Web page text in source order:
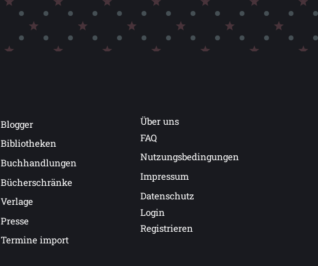
Blogger
Bibliotheken
Buchhandlungen
Bücherschränke
Verlage
Presse
Termine import
Über uns
FAQ
Nutzungsbedingungen
Impressum
Datenschutz
Login
Registrieren